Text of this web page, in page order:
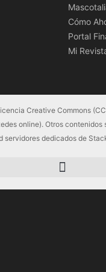
Cómo
Portal
Mi
Creative Commons
online). Otros contenidos
servidores dedicados de